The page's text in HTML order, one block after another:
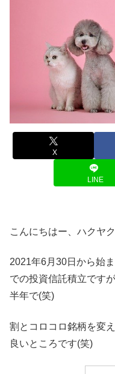
X
LINE
こんにちはー、ハクヤク
2021年6月30日から始
での投資信託積立です
半年で(笑)
割とコロコロ銘柄を変
良いところです(笑)